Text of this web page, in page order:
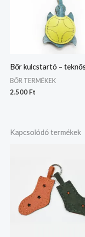
Bőr kulcstartó –
BŐR TERMÉKEK
2.500 Ft
Kapcsolódó termékek